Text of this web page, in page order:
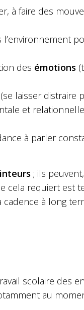
à faire des
l’environnement
des émotions
laisser distraire
et
à parler
; ils
cela requiert est
à long
scolaire des
au